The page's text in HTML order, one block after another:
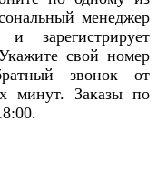
менеджер
зарегистрирует
Укажите свой номер
звонок от
минут. Заказы по